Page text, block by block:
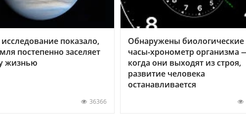
показало,
постепенно заселяет
жизнью
36366
Обнаружены биологические
часы-хронометр организма
когда они выходят из строя,
развитие человека
останавливается